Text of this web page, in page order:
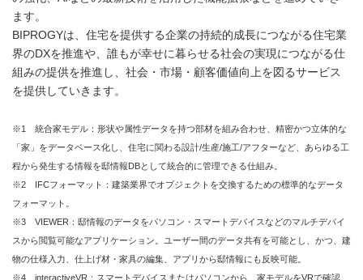
ます。
BIPROGYは、住宅を提供する企業の持続的成長につながる住宅業
界のDXを推進や、誰もが幸せに暮らせる社会の実現につながる仕
組みの提供を推進し、社会・市場・顧客価値向上を図るサービス
を提供していきます。
※1 統合家モデル：形状や属性データを持つ部材を組み合わせ、精密かつ立体的な
「家」をデータベース化し、住宅に関わる設計/生産/施工/アフターなど、あらゆる工
程から発生する情報を邸情報DBとして統合的に管理できる仕組み。
※2 IFCフォーマット：建築業界でオブジェクトを交換するための標準的なデータ
フォーマット。
※3 VIEWER：邸情報のデータをパソコン・スマートデバイスなどのマルチデバイ
スから閲覧可能なアプリケーション。ユーザー間のデータ共有を可能とし、かつ、建
物の仕様入力、仕上げ材・家具の編集、アプリから邸情報にも反映可能。
※4 interactiveVR：スマートデバイスまたはパソコンから、家モデルをVRで確認、